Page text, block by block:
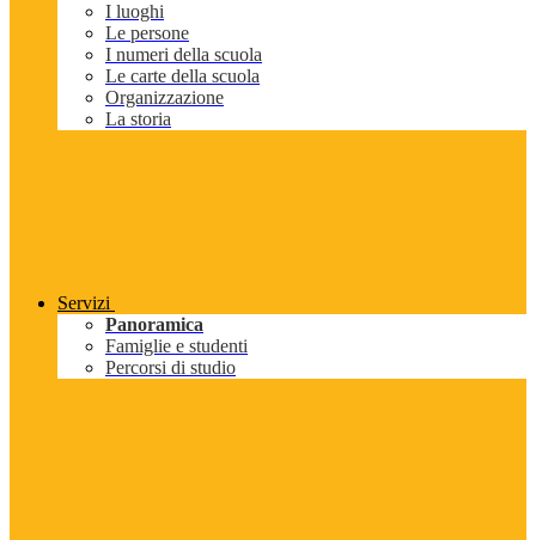
I luoghi
Le persone
I numeri della scuola
Le carte della scuola
Organizzazione
La storia
Servizi
Panoramica
Famiglie e studenti
Percorsi di studio